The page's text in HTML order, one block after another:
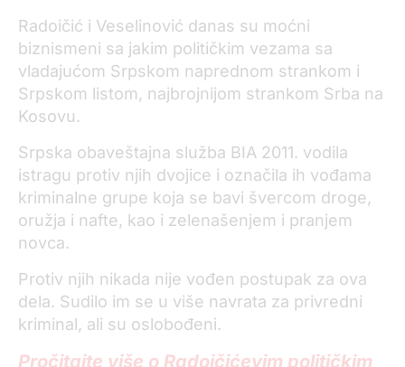
Radoičić i Veselinović danas su moćni
biznismeni sa jakim političkim vezama sa
vladajućom Srpskom naprednom strankom i
Srpskom listom, najbrojnijom strankom Srba na
Kosovu.
Srpska obaveštajna služba BIA 2011. vodila
istragu protiv njih dvojice i označila ih vođama
kriminalne grupe koja se bavi švercom droge,
oružja i nafte, kao i zelenašenjem i pranjem
novca.
Protiv njih nikada nije vođen postupak za ova
dela. Sudilo im se u više navrata za privredni
kriminal, ali su oslobođeni.
Pročitajte više o Radoičićevim političkim